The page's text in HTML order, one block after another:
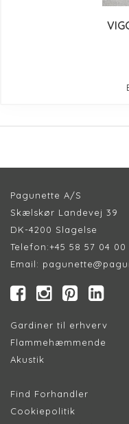
Pagunette A/S
Skælskør Landevej 39
DK-4200 Slagelse
Telefon:+45 58 57 04 00
Email:
Gardiner til erhverv
Flammehæmmende
Akustik
Find Forhandler
Cookiepolitik